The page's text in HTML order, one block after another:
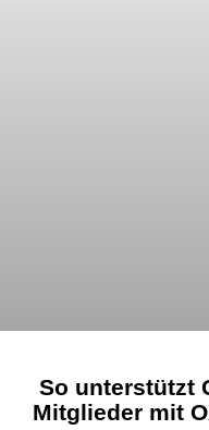
So unterstützt
Mitglieder mit